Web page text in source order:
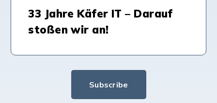
33 Jahre Käfer IT – Darauf
stoßen wir an!
Subscribe